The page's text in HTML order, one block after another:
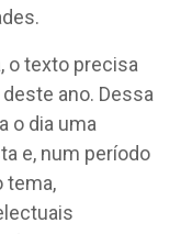
o texto precisa
ano. Dessa
o dia uma
e, num período
tema,